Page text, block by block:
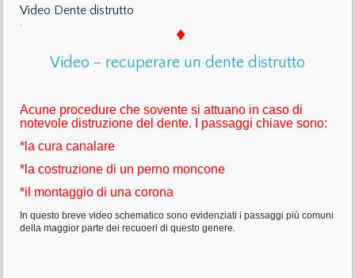
Video Dente distrutto
♦
Video – recuperare un dente distrutto
Acune procedure che sovente si attuano in caso di
notevole distruzione del dente. I passaggi chiave sono:
*la cura canalare
*la costruzione di un perno moncone
*il montaggio di una corona
In questo breve video schematico sono evidenziati i passaggi più comuni
della maggior parte dei recuoeri di questo genere.